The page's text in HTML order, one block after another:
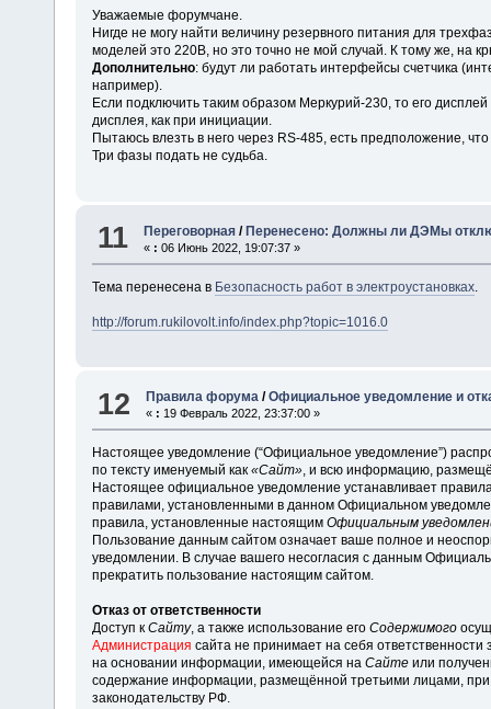
Уважаемые форумчане.
Нигде не могу найти величину резервного питания для
моделей это 220В, но это точно не мой случай. К тому же, на
Дополнительно: будут ли работать интерфейсы счетчика
например).
Если подключить таким образом Меркурий-230, то его
дисплея, как при инициации.
Пытаюсь влезть в него через RS-485, есть предположение,
Три фазы подать не судьба.
11 Переговорная /Перенесено: Должны ли ДЭМы
« : 06 Июнь 2022, 19:07:37 »
Тема перенесена в Безопасность работ в электроустановках.
http://forum.rukilovolt.info/index.php?topic=1016.0
12 Правила форума /Официальное уведомление и
« : 19 Февраль 2022, 23:37:00 »
Настоящее уведомление (“Официальное уведомление”)
по тексту именуемый как «Сайт», и всю информацию,
Настоящее официальное уведомление устанавливает
правилами, установленными в данном Официальном
правила, установленные настоящим Официальным
Пользование данным сайтом означает ваше полное и
уведомлении. В случае вашего несогласия с данным
прекратить пользование настоящим сайтом.
Отказ от ответственности
Доступ к Сайту, а также использование его Содержимого
Администрация сайта не принимает на себя
на основании информации, имеющейся на Сайтеили
содержание информации, размещённой третьими лицами,
законодательству РФ.